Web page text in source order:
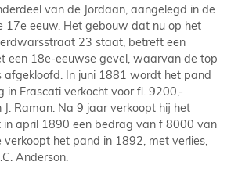
van de Jordaan, aangelegd in de
17e eeuw. Het gebouw dat nu op het
23 staat, betreft een
een 18e-eeuwse gevel, waarvan de top
afgekloofd. In juni 1881 wordt het pand
in Frascati verkocht voor fl. 9200,-
Raman. Na 9 jaar verkoopt hij het
in april 1890 een bedrag van f 8000 van
verkoopt het pand in 1892, met verlies,
Anderson.